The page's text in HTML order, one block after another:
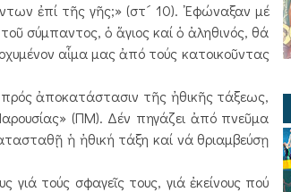
ἐπί τῆς γῆς;» (στ´ 10). ᾿Εφώναξαν μέ
σύμπαντος, ὁ ἅγιος καί ὁ ἀληθινός, θά
αἷμα μας ἀπό τούς κατοικοῦντας
ἀποκατάστασιν τῆς ἠθικῆς τάξεως,
(ΠΜ). Δέν πηγάζει ἀπό πνεῦμα
ἡ ἠθική τάξη καί νά θριαμβεύσῃ
τούς σφαγεῖς τους, γιά ἐκείνους πού